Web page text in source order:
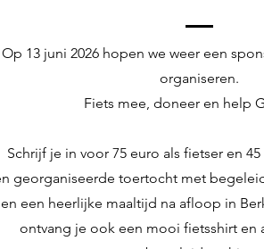
Op 13 juni 2026 hopen we weer een
organiseren.
Fiets mee, doneer en help
Schrijf je in voor 75 euro als fietser en
georganiseerde toertocht met
en een heerlijke maaltijd na afloop in
ontvang je ook een mooi fietsshirt en